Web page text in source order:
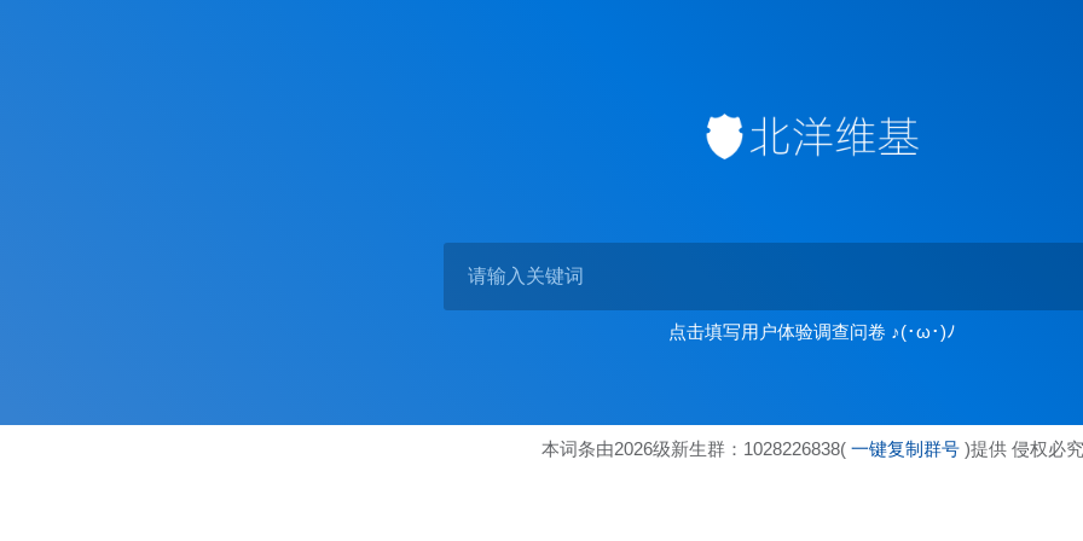
点击填写用户体验调查问卷 ♪(･ω･)ﾉ
本词条由2026级新生群：1028226838( 一键复制群号)提供 侵权必究